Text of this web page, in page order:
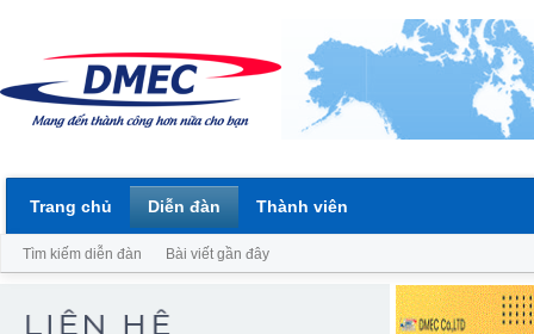
Trang chủ Diễn đàn
Tìm kiếm diễn đàn Bài viết gần đây
Thành viên